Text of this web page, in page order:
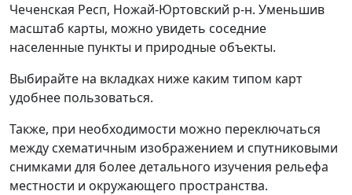
Чеченская Респ, Ножай-Юртовский р-н. Уменьшив
масштаб карты, можно увидеть соседние
населенные пункты и природные объекты.
Выбирайте на вкладках ниже каким типом карт
удобнее пользоваться.
Также, при необходимости можно переключаться
между схематичным изображением и спутниковыми
снимками для более детального изучения рельефа
местности и окружающего пространства.